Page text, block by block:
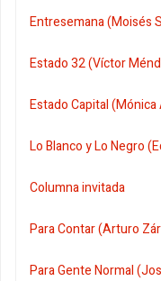
Entresemana (Moisés
Estado 32 (Víctor
Estado Capital (Mónica
Lo Blanco y Lo Negro
Columna invitada
Para Contar (Arturo
Para Gente Normal